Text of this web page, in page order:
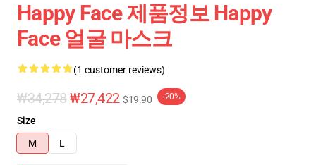
Happy Face 제품정보 Happy
Face 얼굴 마스크
(1 customer reviews)
₩34,278₩27,422 $19.90 -20%
Size
M
L